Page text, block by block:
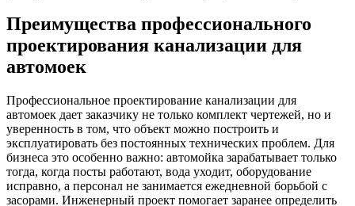
Преимущества профессионального
проектирования канализации для
автомоек
Профессиональное проектирование канализации для
автомоек дает заказчику не только комплект чертежей, но и
уверенность в том, что объект можно построить и
эксплуатировать без постоянных технических проблем. Для
бизнеса это особенно важно: автомойка зарабатывает только
тогда, когда посты работают, вода уходит, оборудование
исправно, а персонал не занимается ежедневной борьбой с
засорами. Инженерный проект помогает заранее определить